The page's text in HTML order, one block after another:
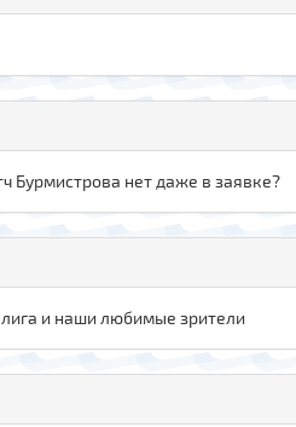
Бурмистрова нет даже в заявке?
и наши любимые зрители